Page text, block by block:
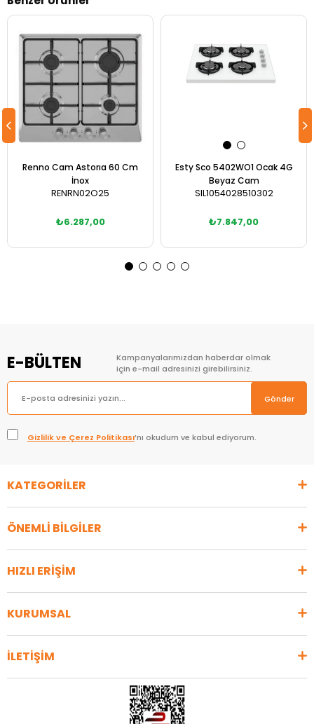
Renno Cam Astorıa 60 Cm
İnox
RENRN02O25
₺6.287,00
Esty Sco 5402WO1 Ocak 4G
Beyaz Cam
SIL1054028510302
₺7.847,00
E-BÜLTEN
Kampanyalarımızdan haberdar olmak
için e-mail adresinizi girebilirsiniz.
Gönder
Gizlilik ve Çerez Politikası’nı okudum ve kabul ediyorum.
KATEGORİLER
ÖNEMLİ BİLGİLER
HIZLI ERİŞİM
KURUMSAL
İLETİŞİM